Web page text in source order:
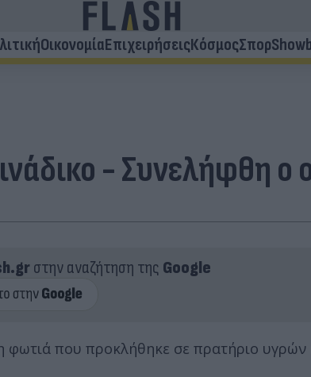
ΟικονομίαΕπιχειρήσειςΚόσμοςΣπορ
- Συνελήφθη ο
στην αναζήτηση της Google
φωτιά που προκλήθηκε σε πρατήριο